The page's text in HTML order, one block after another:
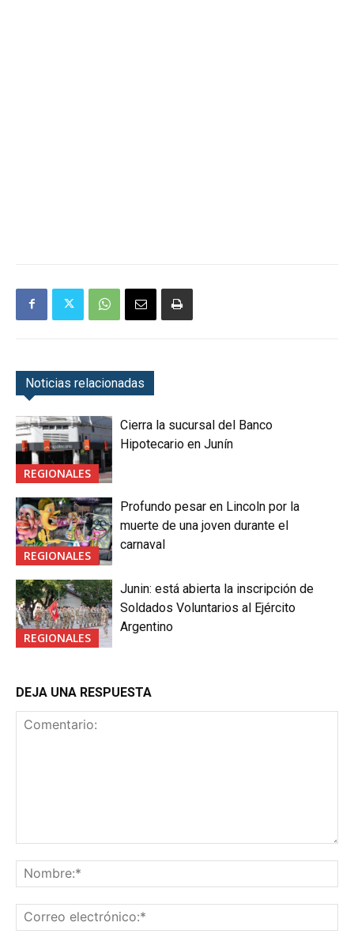
Noticias relacionadas
REGIONALES
Cierra la sucursal del Banco
Hipotecario en Junín
REGIONALES
Profundo pesar en Lincoln por la
muerte de una joven durante el
carnaval
REGIONALES
Junin: está abierta la inscripción de
Soldados Voluntarios al Ejército
Argentino
DEJA UNA RESPUESTA